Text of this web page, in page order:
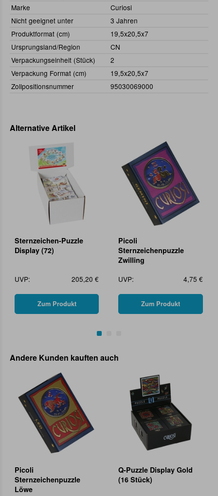
Marke
Curiosi
Nicht geeignet unter
3 Jahren
Produktformat (cm)
19,5x20,5x7
Ursprungsland/Region
CN
Verpackungseinheit (Stück)
2
Verpackung Format (cm)
19,5x20,5x7
Zollpositionsnummer
95030069000
Alternative Artikel
Sternzeichen-Puzzle
Display (72)
UVP: 205,20 €
Zum Produkt
Picoli
Sternzeichenpuzzle
Zwilling
UVP:
4,75 €
Zum Produkt
Andere Kunden kauften auch
Picoli
Sternzeichenpuzzle
Löwe
Q-Puzzle Display Gold
(16 Stück)